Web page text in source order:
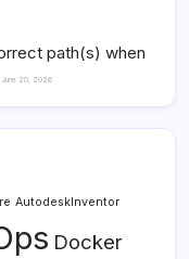
path(s) when
June 20, 2026
AutodeskInventor
Docker